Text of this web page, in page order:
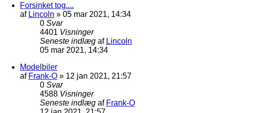
Forsinket tog....
af Lincoln » 05 mar 2021, 14:34
0 Svar
4401 Visninger
Seneste indlæg af Lincoln
05 mar 2021, 14:34
Modelbiler
af Frank-O » 12 jan 2021, 21:57
0 Svar
4588 Visninger
Seneste indlæg af Frank-O